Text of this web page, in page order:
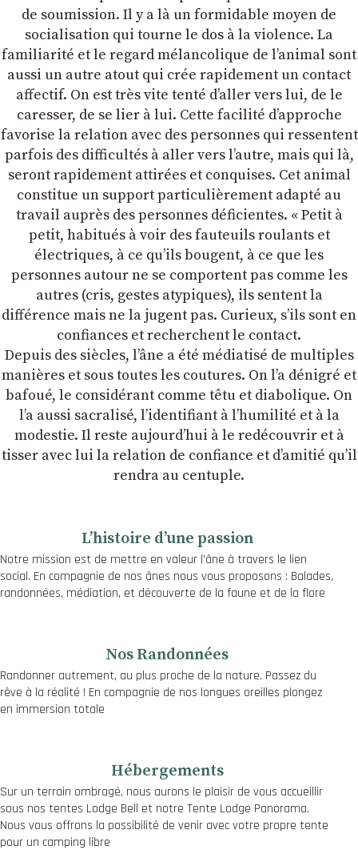
de soumission. Il y a là un formidable moyen de
socialisation qui tourne le dos à la violence. La
familiarité et le regard mélancolique de lʼanimal sont
aussi un autre atout qui crée rapidement un contact
affectif. On est très vite tenté dʼaller vers lui, de le
caresser, de se lier à lui. Cette facilité dʼapproche
favorise la relation avec des personnes qui ressentent
parfois des difficultés à aller vers lʼautre, mais qui là,
seront rapidement attirées et conquises. Cet animal
constitue un support particulièrement adapté au
travail auprès des personnes déficientes. « Petit à
petit, habitués à voir des fauteuils roulants et
électriques, à ce quʼils bougent, à ce que les
personnes autour ne se comportent pas comme les
autres (cris, gestes atypiques), ils sentent la
différence mais ne la jugent pas. Curieux, sʼils sont en
confiances et recherchent le contact.
Depuis des siècles, lʼâne a été médiatisé de multiples
manières et sous toutes les coutures. On lʼa dénigré et
bafoué, le considérant comme têtu et diabolique. On
lʼa aussi sacralisé, lʼidentifiant à lʼhumilité et à la
modestie. Il reste aujourdʼhui à le redécouvrir et à
tisser avec lui la relation de confiance et dʼamitié quʼil
rendra au centuple.
Lʼhistoire dʼune passion
Notre mission est de mettre en valeur l’âne à travers le lien
social. En compagnie de nos ânes nous vous proposons : Balades,
randonnées, médiation, et découverte de la faune et de la flore
Nos Randonnées
Randonner autrement, au plus proche de la nature. Passez du
rêve à la réalité ! En compagnie de nos longues oreilles plongez
en immersion totale
Hébergements
Sur un terrain ombragé, nous aurons le plaisir de vous accueillir
sous nos tentes Lodge Bell et notre Tente Lodge Panorama.
Nous vous offrons la possibilité de venir avec votre propre tente
pour un camping libre